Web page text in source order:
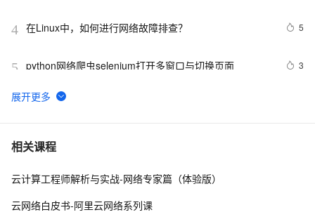
4 5
5 python网络爬虫selenium打开多窗口与切换页面 3
6 Android监听手机网络变化
7
8 企业运维训练营之云上网络原理和实战（第2期），助力
相关课程
云计算工程师解析与实战-网络专家篇（体验版）
云网络白皮书-阿里云网络系列课